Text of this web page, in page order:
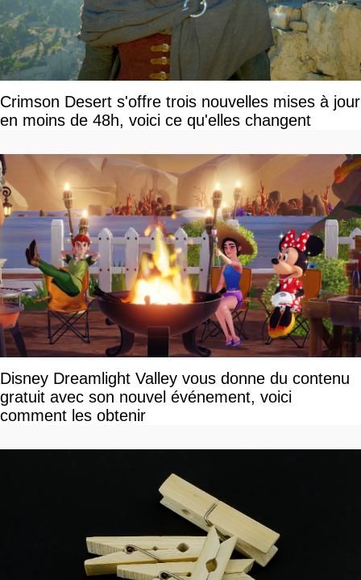
Crimson Desert s'offre trois nouvelles mises à jour
en moins de 48h, voici ce qu'elles changent
Disney Dreamlight Valley vous donne du contenu
gratuit avec son nouvel événement, voici
comment les obtenir